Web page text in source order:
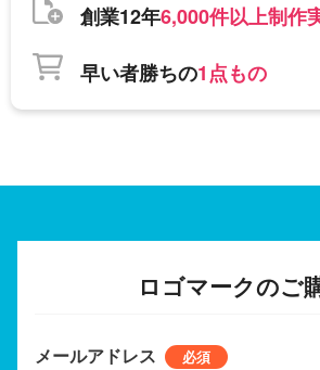
創業12年6,000件以上制作
早い者勝ちの1点もの
ロゴマークのご
メールアドレス